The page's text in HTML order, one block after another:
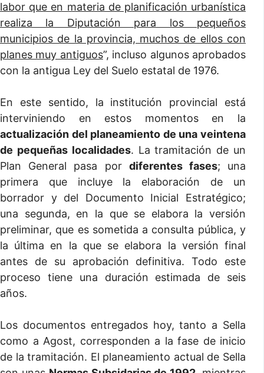
labor que en materia de planificación urbanística
realiza la Diputación para los pequeños
municipios de la provincia, muchos de ellos con
planes muy antiguos”, incluso algunos aprobados
con la antigua Ley del Suelo estatal de 1976.
En este sentido, la institución provincial está
interviniendo en estos momentos en la
actualización del planeamiento de una veintena
de pequeñas localidades. La tramitación de un
Plan General pasa por diferentes fases; una
primera que incluye la elaboración de un
borrador y del Documento Inicial Estratégico;
una segunda, en la que se elabora la versión
preliminar, que es sometida a consulta pública, y
la última en la que se elabora la versión final
antes de su aprobación definitiva. Todo este
proceso tiene una duración estimada de seis
años.
Los documentos entregados hoy, tanto a Sella
como a Agost, corresponden a la fase de inicio
de la tramitación. El planeamiento actual de Sella